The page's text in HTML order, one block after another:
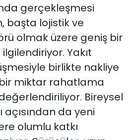
gerçekleşmesi
başta lojistik ve
olmak üzere geniş bir
Yakıt
birlikte nakliye
miktar rahatlama
Bireysel
açısından da yeni
olumlu katkı